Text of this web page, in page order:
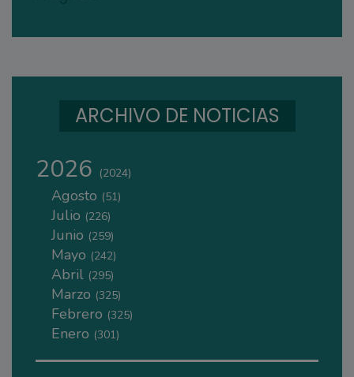
ARCHIVO DE NOTICIAS
2026 (2024)
Agosto (51)
Julio (226)
Junio (259)
Mayo (242)
Abril (295)
Marzo (325)
Febrero (325)
Enero (301)